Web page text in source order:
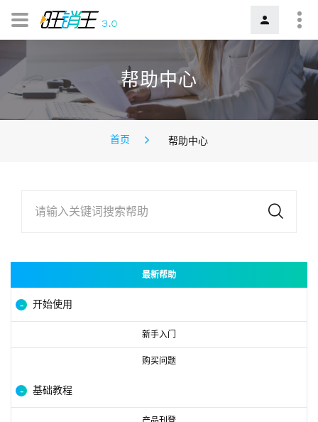
帮助中心
首页 帮助中心
请输入关键词搜索帮助
最新帮助
开始使用
新手入门
购买问题
基础教程